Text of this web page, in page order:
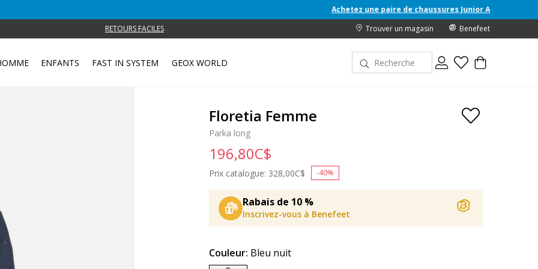
Achetez une paire de chaussures Junior A/H 26 et recevez une trousse
RETOURS FACILES Trouver un magasin Benefeet
ENFANTS FAST IN SYSTEM GEOX WORLD
Floretia Femme
Parka long
Prix catalogue: Price reduced from
328,00C$ -40%
196,80C$
Rabais de 10 %
Inscrivez-vous à Benefeet
Couleur: Bleu nuit